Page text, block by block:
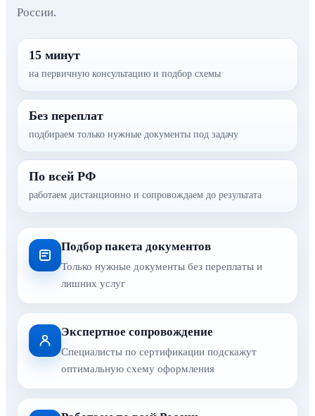
России.
15 минут
на первичную консультацию и подбор схемы
Без переплат
подбираем только нужные документы под задачу
По всей РФ
работаем дистанционно и сопровождаем до результата
Подбор пакета документов
Только нужные документы без переплаты и
лишних услуг
Экспертное сопровождение
Специалисты по сертификации подскажут
оптимальную схему оформления